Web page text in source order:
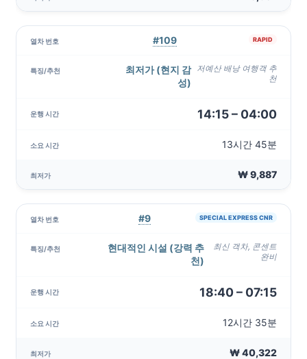
#109 RAPID
최저가 (현지 감
성)
저예산 배낭 여행객 추
천
14:15 – 04:00
13시간 45분
₩ 9,887
#9 SPECIAL EXPRESS CNR
현대적인 시설 (강력 추
천)
최신 객차, 콘센트
완비
18:40 – 07:15
12시간 35분
₩ 40,322